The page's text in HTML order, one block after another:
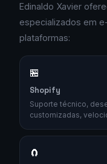
Edinaldo Xavier
especializados em
plataformas:
🏪
Shopify
Suporte técnico,
customizadas,
🧲